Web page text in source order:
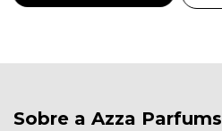
Sobre a Azza Parfums